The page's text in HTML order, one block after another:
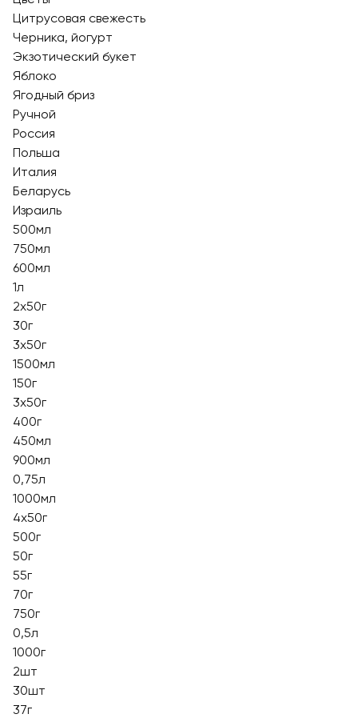
Цитрусовая свежесть
Черника, йогурт
Экзотический букет
Яблоко
Ягодный бриз
Ручной
Россия
Польша
Италия
Беларусь
Израиль
500мл
750мл
600мл
1л
2х50г
30г
3х50г
1500мл
150г
3x50г
400г
450мл
900мл
0,75л
1000мл
4х50г
500г
50г
55г
70г
750г
0,5л
1000г
2шт
30шт
37г